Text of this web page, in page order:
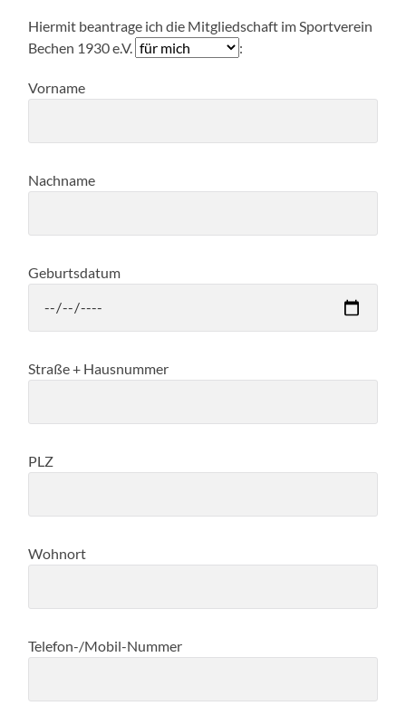
Hiermit beantrage ich die Mitgliedschaft im Sportverein
Bechen 1930 e.V.
:
Vorname
Nachname
Geburtsdatum
Straße + Hausnummer
PLZ
Wohnort
Telefon-/Mobil-Nummer